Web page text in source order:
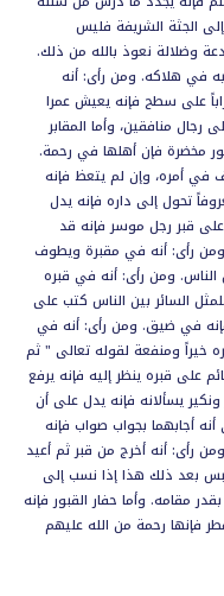
الجثة الشريفة فليس
وضلالة نعوذ بالله من ذلك.
في هلاكه. ومن رأى: أنه
على سطح فإنه يعيش عمرا
منافقين، وأما المقابر
مخضرة فإن أهلها في رحمة.
في أمره، وإن لم يتعظ فإنه
تحول إلى داره فإنه يدل
قبر رجل موسر فإنه قد
رأى: أنه في مقبرة ويطوف
الناس. ومن رأى: أنه في قبره
السائر بين الناس كتب على
في ضيق. ومن رأى: أنه في
خيراً ومنفعة لقوله تعالى " ثم
على قبره ينظر إليه فإنه يرفع
يسألانه فإنه يدل على أن
أجابهما بجواب صواب فإنه
رأى: أنه أخرج من قبر ثم أعيد
بعد ذلك هذا إذا نسب إلى
مقامه. وأما حفار القبور فإنه